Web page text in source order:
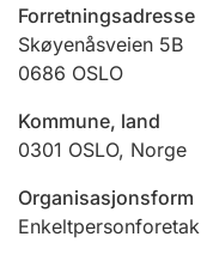
Jeger
Ektepaktveileder
Forretningsadresse
Skøyenåsveien 5B
0686 OSLO
Kommune, land
0301 OSLO, Norge
Organisasjonsform
Enkeltpersonforetak